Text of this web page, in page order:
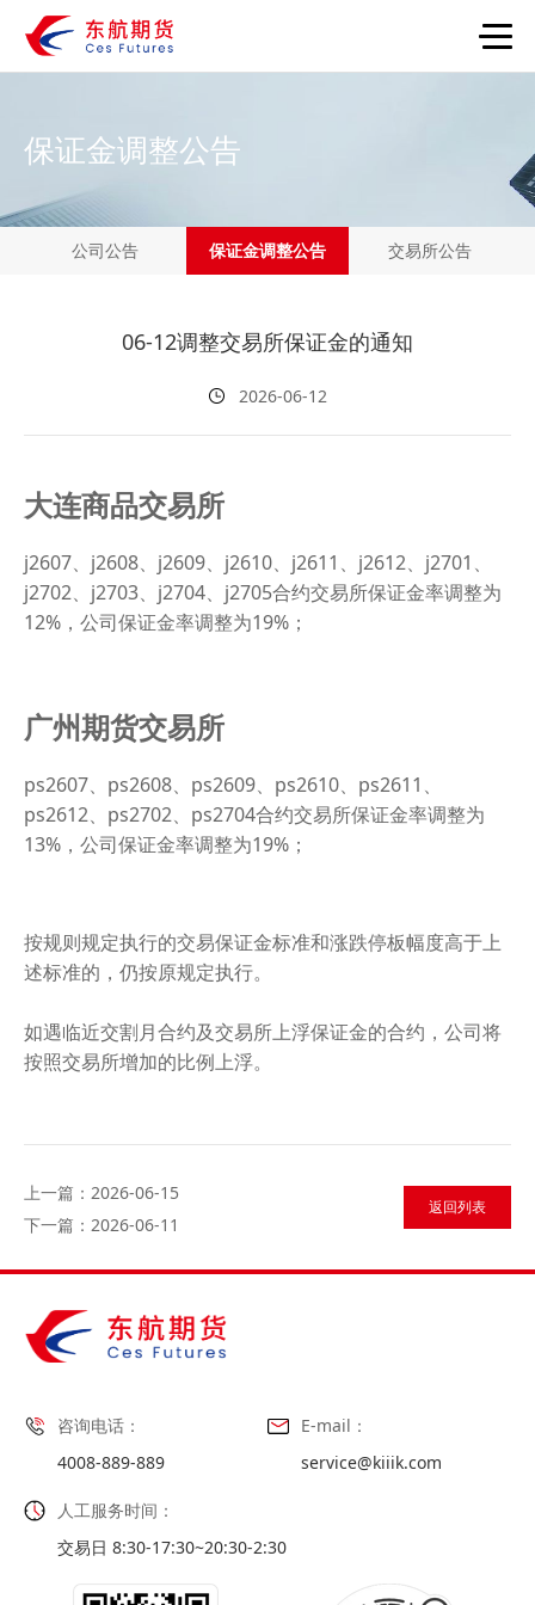
服务大厅
投资者教育
保证金调整公告
公司公告 保证金调整公告 交易所公告
06-12调整交易所保证金的通知
2026-06-12
大连商品交易所
j2607、j2608、j2609、j2610、j2611、j2612、j2701、
j2702、j2703、j2704、j2705合约交易所保证金率调整为
12%，公司保证金率调整为19%；
广州期货交易所
ps2607、ps2608、ps2609、ps2610、ps2611、
ps2612、ps2702、ps2704合约交易所保证金率调整为
13%，公司保证金率调整为19%；
按规则规定执行的交易保证金标准和涨跌停板幅度高于上
述标准的，仍按原规定执行。
如遇临近交割月合约及交易所上浮保证金的合约，公司将
按照交易所增加的比例上浮。
上一篇：2026-06-15
下一篇：2026-06-11
返回列表
咨询电话：
4008-889-889
E-mail：
service@kiiik.com
人工服务时间：
交易日 8:30-17:30~20:30-2:30